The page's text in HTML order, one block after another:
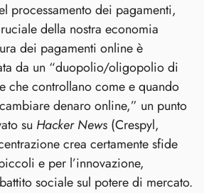
processamento dei pagamenti,
della nostra economia
dei pagamenti online è
da un “duopolio/oligopolio di
che controllano come e quando
denaro online,” un punto
su Hacker News (Crespyl,
crea certamente sfide
e per l’innovazione,
sociale sul potere di mercato.